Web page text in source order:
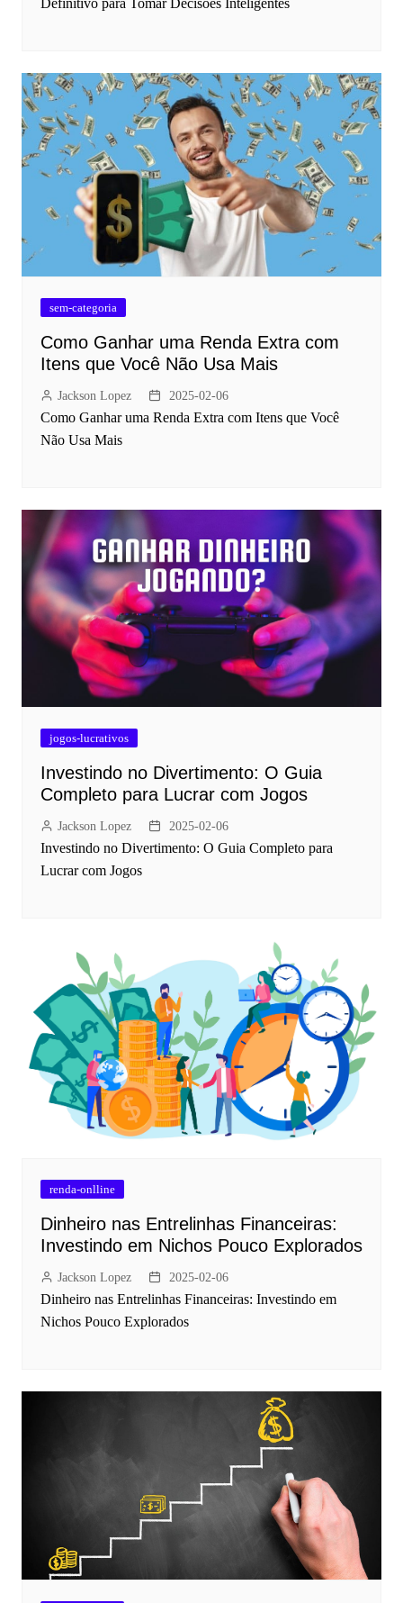
sem-categoria
Como Ganhar uma Renda Extra com
Itens que Você Não Usa Mais
Jackson Lopez 2025-02-06
Como Ganhar uma Renda Extra com Itens que Você
Não Usa Mais
jogos-lucrativos
Investindo no Divertimento: O Guia
Completo para Lucrar com Jogos
Jackson Lopez 2025-02-06
Investindo no Divertimento: O Guia Completo para
Lucrar com Jogos
renda-onlline
Dinheiro nas Entrelinhas Financeiras:
Investindo em Nichos Pouco Explorados
Jackson Lopez 2025-02-06
Dinheiro nas Entrelinhas Financeiras: Investindo em
Nichos Pouco Explorados